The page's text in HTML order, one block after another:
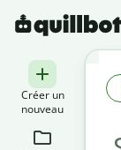
Créer un
nouveau